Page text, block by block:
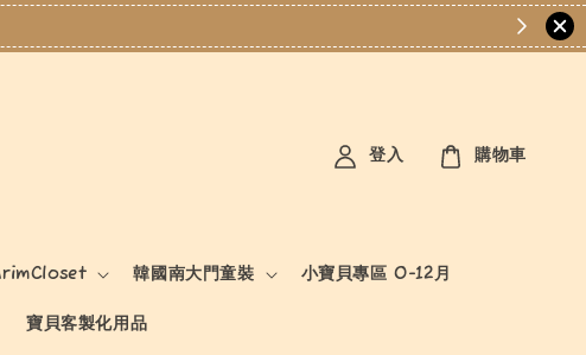
韓國南大門童裝 小寶貝專區 0-12月
寶貝客製化用品
登入 購物車